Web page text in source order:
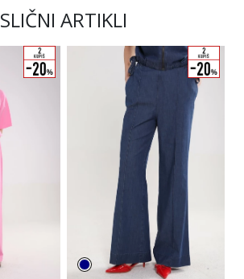
SLIČNI ARTIKLI